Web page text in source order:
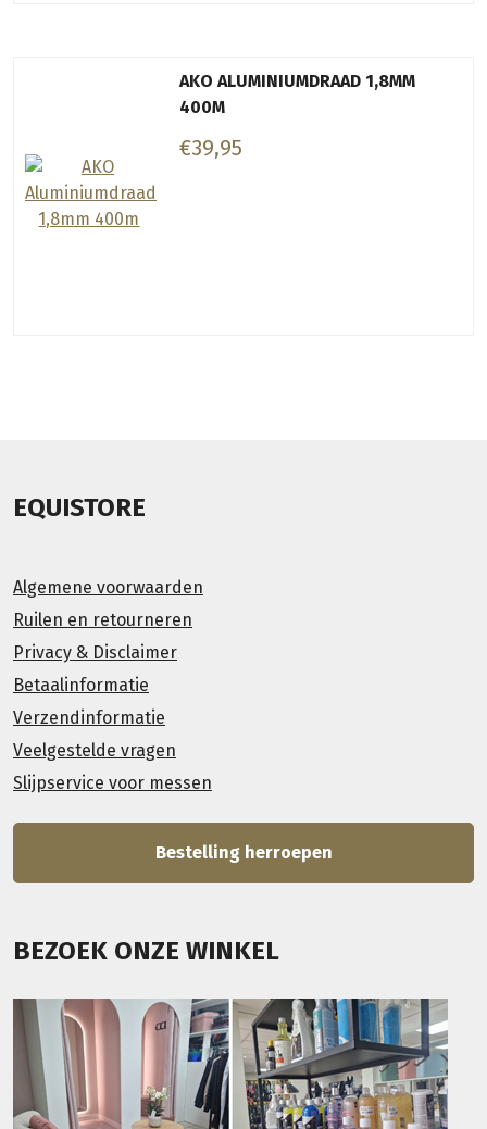
AKO ALUMINIUMDRAAD 1,8MM
400M
€39,95
EQUISTORE
Algemene voorwaarden
Ruilen en retourneren
Privacy & Disclaimer
Betaalinformatie
Verzendinformatie
Veelgestelde vragen
Slijpservice voor messen
Bestelling herroepen
BEZOEK ONZE WINKEL